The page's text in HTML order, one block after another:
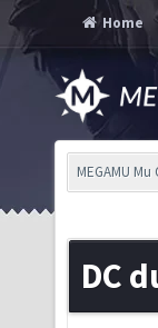
Home
MEGAMU
DC